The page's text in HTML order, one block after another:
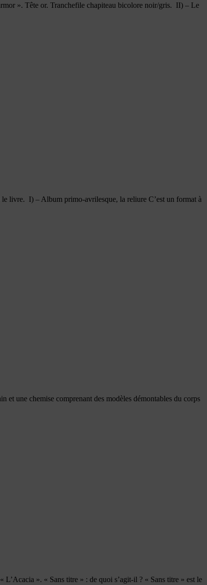
». Tête or. Tranchefile chapiteau bicolore noir/gris. II) – Le
livre. I) – Album primo-avrilesque, la reliure C’est un format à
une chemise comprenant des modèles démontables du corps
». « Sans titre » : de quoi s’agit-il ? « Sans titre » est le